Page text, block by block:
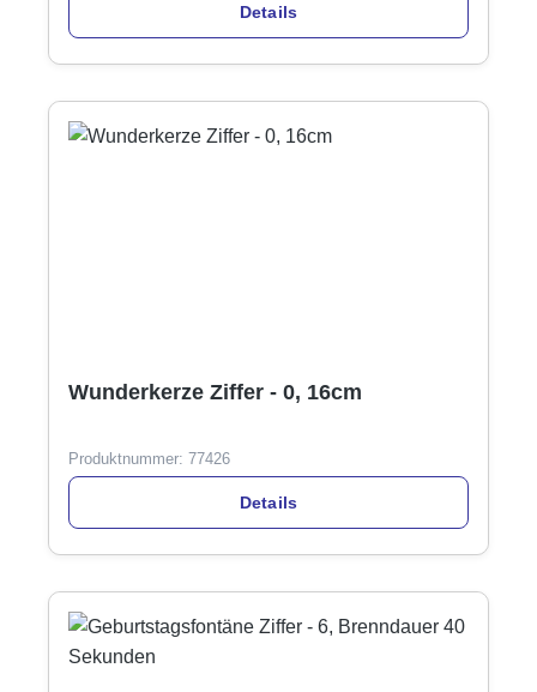
Details
Wunderkerze Ziffer - 0, 16cm
Produktnummer: 77426
Details